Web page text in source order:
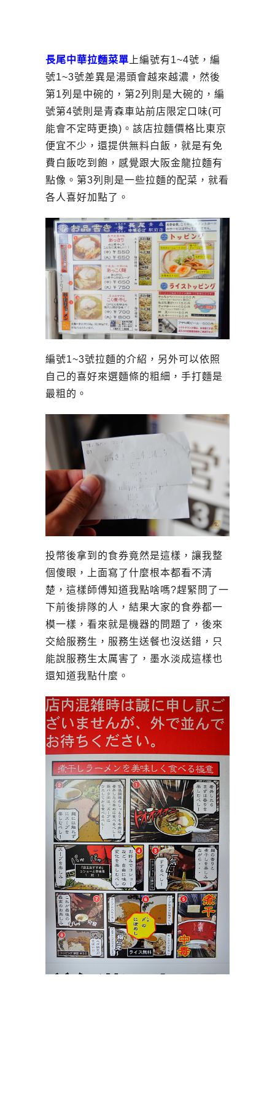
長尾中華拉麵菜單 上編號有1~4號，編
號1~3號差異是湯頭會越來越濃，然後
第1列是中碗的，第2列則是大碗的，編
號第4號則是青森車站前店限定口味(可
能會不定時更換)。該店拉麵價格比東京
便宜不少，還提供無料白飯，就是有免
費白飯吃到飽，感覺跟大阪金龍拉麵有
點像。第3列則是一些拉麵的配菜，就看
各人喜好加點了。
編號1~3號拉麵的介紹，另外可以依照
自己的喜好來選麵條的粗細，手打麵是
最粗的。
投幣後拿到的食券竟然是這樣，讓我整
個傻眼，上面寫了什麼根本都看不清
楚，這樣師傅知道我點啥嗎?趕緊問了一
下前後排隊的人，結果大家的食券都一
模一樣，看來就是機器的問題了，後來
交給服務生，服務生送餐也沒送錯，只
能說服務生太厲害了，墨水淡成這樣也
還知道我點什麼。